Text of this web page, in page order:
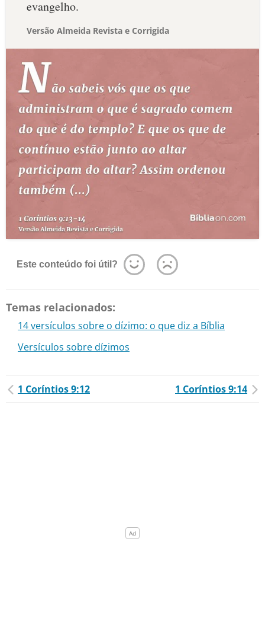
evangelho.
Versão Almeida Revista e Corrigida
Este conteúdo foi útil?
Temas relacionados:
14 versículos sobre o dízimo: o que diz a Bíblia
Versículos sobre dízimos
1 Coríntios 9:12 1 Coríntios 9:14